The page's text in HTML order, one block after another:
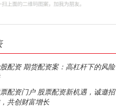
配资 期货配资案：高杠杆下的风险
配资门户 股票配资新机遇，诚邀招
共创财富增长